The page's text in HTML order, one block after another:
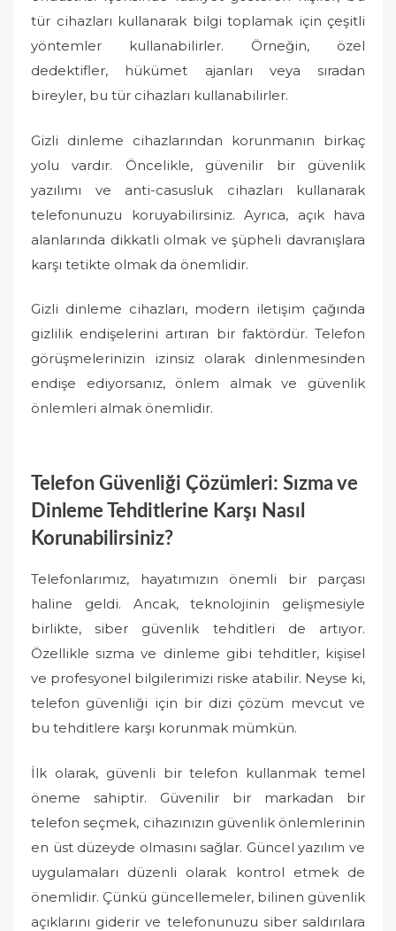
tür cihazları kullanarak bilgi toplamak için çeşitli
yöntemler kullanabilirler. Örneğin, özel
dedektifler, hükümet ajanları veya sıradan
bireyler, bu tür cihazları kullanabilirler.
Gizli dinleme cihazlarından korunmanın birkaç
yolu vardır. Öncelikle, güvenilir bir güvenlik
yazılımı ve anti-casusluk cihazları kullanarak
telefonunuzu koruyabilirsiniz. Ayrıca, açık hava
alanlarında dikkatli olmak ve şüpheli davranışlara
karşı tetikte olmak da önemlidir.
Gizli dinleme cihazları, modern iletişim çağında
gizlilik endişelerini artıran bir faktördür. Telefon
görüşmelerinizin izinsiz olarak dinlenmesinden
endişe ediyorsanız, önlem almak ve güvenlik
önlemleri almak önemlidir.
Telefon Güvenliği Çözümleri: Sızma ve
Dinleme Tehditlerine Karşı Nasıl
Korunabilirsiniz?
Telefonlarımız, hayatımızın önemli bir parçası
haline geldi. Ancak, teknolojinin gelişmesiyle
birlikte, siber güvenlik tehditleri de artıyor.
Özellikle sızma ve dinleme gibi tehditler, kişisel
ve profesyonel bilgilerimizi riske atabilir. Neyse ki,
telefon güvenliği için bir dizi çözüm mevcut ve
bu tehditlere karşı korunmak mümkün.
İlk olarak, güvenli bir telefon kullanmak temel
öneme sahiptir. Güvenilir bir markadan bir
telefon seçmek, cihazınızın güvenlik önlemlerinin
en üst düzeyde olmasını sağlar. Güncel yazılım ve
uygulamaları düzenli olarak kontrol etmek de
önemlidir. Çünkü güncellemeler, bilinen güvenlik
açıklarını giderir ve telefonunuzu siber saldırılara